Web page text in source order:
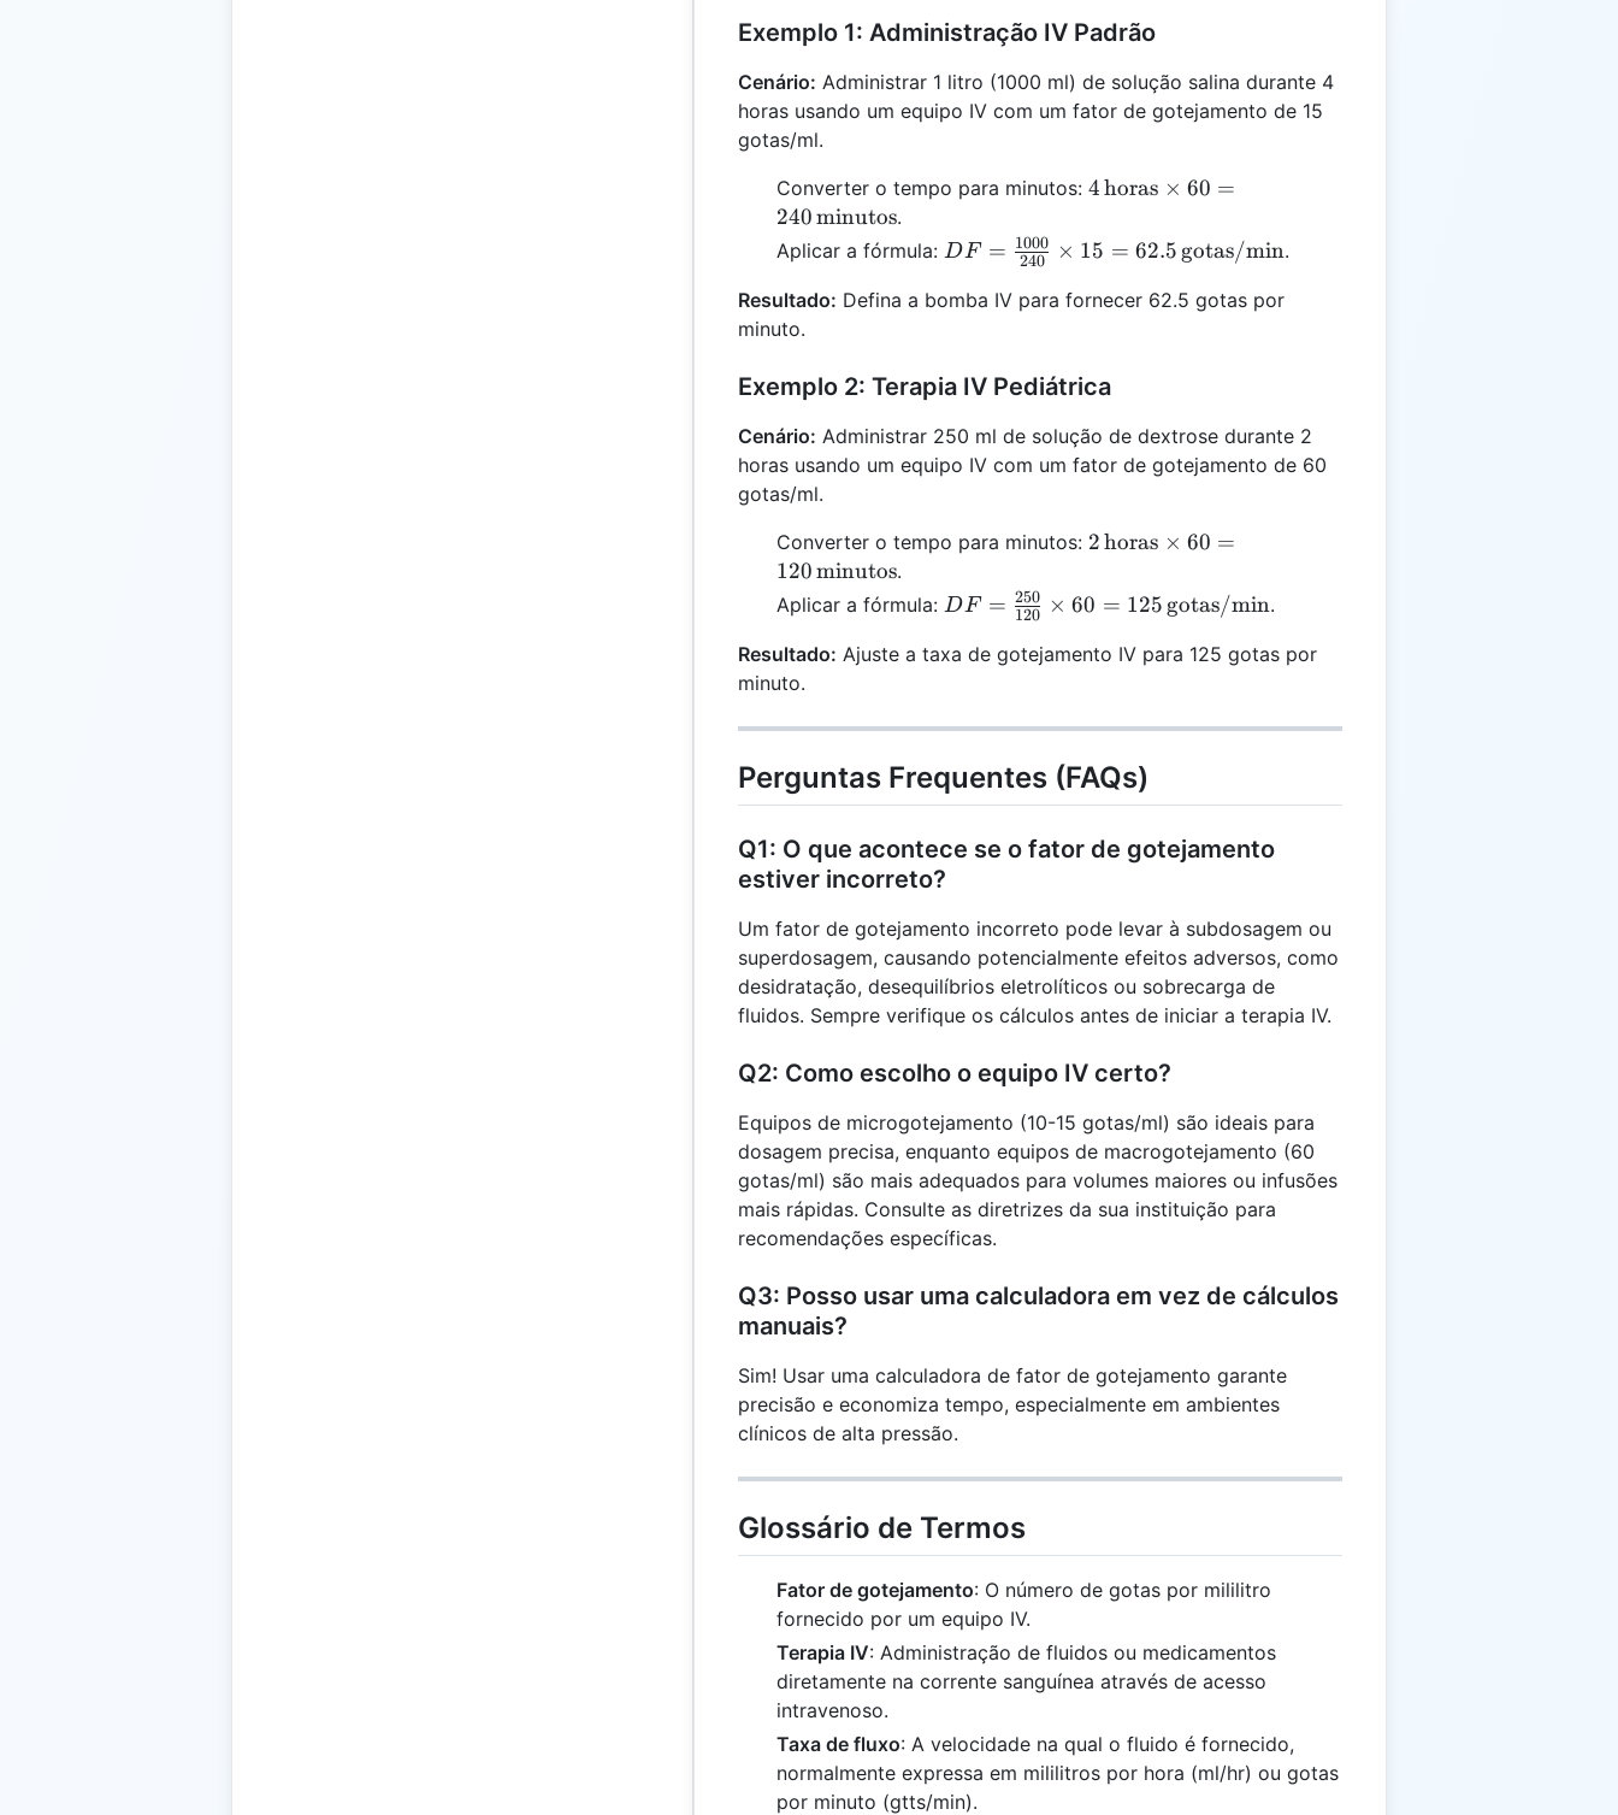
Exemplo 1: Administração IV Padrão
Cenário: Administrar 1 litro (1000 ml) de solução salina durante 4
horas usando um equipo IV com um fator de gotejamento de 15
gotas/ml.
Converter o tempo para minutos: 4 \,
\times 60 =
\text{minutos}
4horas × 60 =
240minutos.
Aplicar a fórmula: DF =
{240} \times 15
DF = 240
1000 × 15 = 62.5 gotas/min.
Resultado: Defina a bomba IV para fornecer 62.5 gotas por
minuto.
Exemplo 2: Terapia IV Pediátrica
Cenário: Administrar 250 ml de solução de dextrose durante 2
horas usando um equipo IV com um fator de gotejamento de 60
gotas/ml.
Converter o tempo para minutos: 2 \,
\times 60 =
\text{minutos}
2horas × 60 =
120minutos.
Aplicar a fórmula: DF = \frac{250}
= 125 \,
DF = 120
250 × 60 = 125 gotas/min.
Resultado: Ajuste a taxa de gotejamento IV para 125 gotas por
minuto.
Perguntas Frequentes (FAQs)
Q1: O que acontece se o fator de gotejamento
estiver incorreto?
Um fator de gotejamento incorreto pode levar à subdosagem ou
superdosagem, causando potencialmente efeitos adversos, como
desidratação, desequilíbrios eletrolíticos ou sobrecarga de
fluidos. Sempre verifique os cálculos antes de iniciar a terapia IV.
Q2: Como escolho o equipo IV certo?
Equipos de microgotejamento (10-15 gotas/ml) são ideais para
dosagem precisa, enquanto equipos de macrogotejamento (60
gotas/ml) são mais adequados para volumes maiores ou infusões
mais rápidas. Consulte as diretrizes da sua instituição para
recomendações específicas.
Q3: Posso usar uma calculadora em vez de cálculos
manuais?
Sim! Usar uma calculadora de fator de gotejamento garante
precisão e economiza tempo, especialmente em ambientes
clínicos de alta pressão.
Glossário de Termos
Fator de gotejamento: O número de gotas por mililitro
fornecido por um equipo IV.
Terapia IV: Administração de fluidos ou medicamentos
diretamente na corrente sanguínea através de acesso
intravenoso.
Taxa de fluxo: A velocidade na qual o fluido é fornecido,
normalmente expressa em mililitros por hora (ml/hr) ou gotas
por minuto (gtts/min).